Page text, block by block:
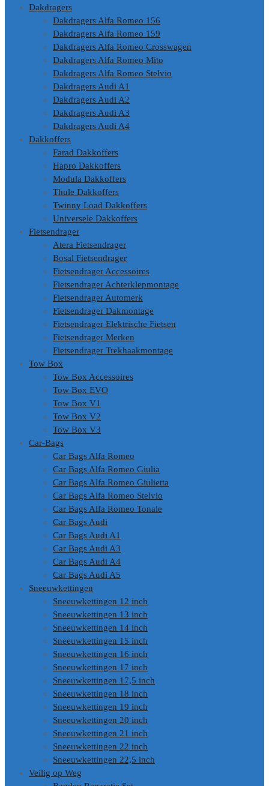
Dakdragers
Dakdragers Alfa Romeo 156
Dakdragers Alfa Romeo 159
Dakdragers Alfa Romeo Crosswagen
Dakdragers Alfa Romeo Mito
Dakdragers Alfa Romeo Stelvio
Dakdragers Audi A1
Dakdragers Audi A2
Dakdragers Audi A3
Dakdragers Audi A4
Dakkoffers
Farad Dakkoffers
Hapro Dakkoffers
Modula Dakkoffers
Thule Dakkoffers
Twinny Load Dakkoffers
Universele Dakkoffers
Fietsendrager
Atera Fietsendrager
Bosal Fietsendrager
Fietsendrager Accessoires
Fietsendrager Achterklepmontage
Fietsendrager Automerk
Fietsendrager Dakmontage
Fietsendrager Elektrische Fietsen
Fietsendrager Merken
Fietsendrager Trekhaakmontage
Tow Box
Tow Box Accessoires
Tow Box EVO
Tow Box V1
Tow Box V2
Tow Box V3
Car-Bags
Car Bags Alfa Romeo
Car Bags Alfa Romeo Giulia
Car Bags Alfa Romeo Giulietta
Car Bags Alfa Romeo Stelvio
Car Bags Alfa Romeo Tonale
Car Bags Audi
Car Bags Audi A1
Car Bags Audi A3
Car Bags Audi A4
Car Bags Audi A5
Sneeuwkettingen
Sneeuwkettingen 12 inch
Sneeuwkettingen 13 inch
Sneeuwkettingen 14 inch
Sneeuwkettingen 15 inch
Sneeuwkettingen 16 inch
Sneeuwkettingen 17 inch
Sneeuwkettingen 17,5 inch
Sneeuwkettingen 18 inch
Sneeuwkettingen 19 inch
Sneeuwkettingen 20 inch
Sneeuwkettingen 21 inch
Sneeuwkettingen 22 inch
Sneeuwkettingen 22,5 inch
Veilig op Weg